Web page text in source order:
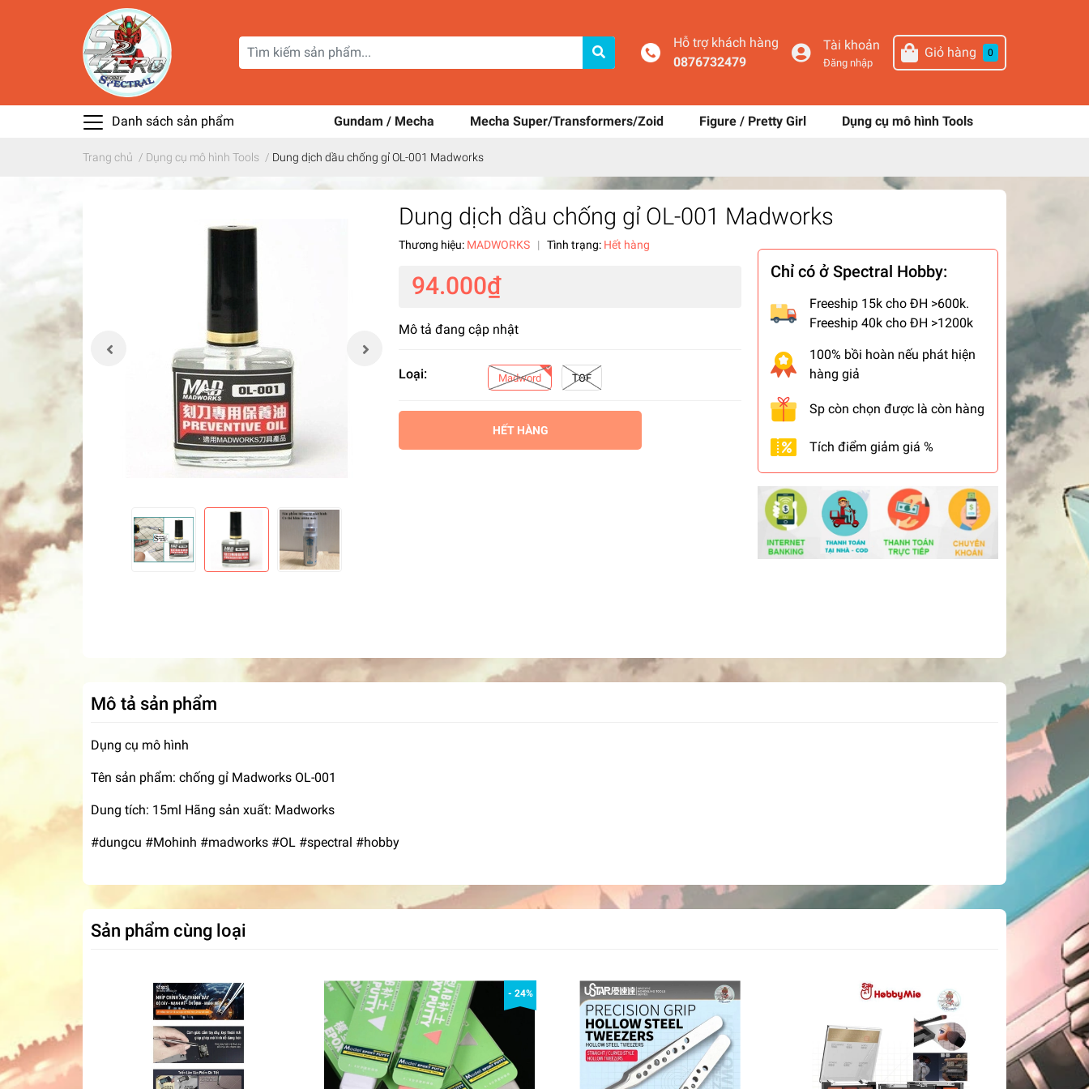
Hỗ trợ khách hàng
0876732479
Tài khoản
Đăng nhập
Giỏ hàng 0
Danh sách sản phẩm Gundam / Mecha Mecha Super/Transformers/Zoid Figure / Pretty Girl Dụng cụ mô hình Tools
Trang chủ / Dụng cụ mô hình Tools / Dung dịch dầu chống gỉ OL-001 Madworks
Dung dịch dầu chống gỉ OL-001 Madworks
Thương hiệu: MADWORKS | Tình trạng: Hết hàng
94.000₫
Mô tả đang cập nhật
Loại: Madword TOF
HẾT HÀNG
Chỉ có ở Spectral Hobby:
Freeship 15k cho ĐH >600k.
Freeship 40k cho ĐH >1200k
100% bồi hoàn nếu phát hiện
hàng giả
Sp còn chọn được là còn hàng
Tích điểm giảm giá %
Mô tả sản phẩm
Dụng cụ mô hình
Tên sản phẩm: chống gỉ Madworks OL-001
Dung tích: 15ml Hãng sản xuất: Madworks
#dungcu #Mohinh #madworks #OL #spectral #hobby
Sản phẩm cùng loại
- 24%